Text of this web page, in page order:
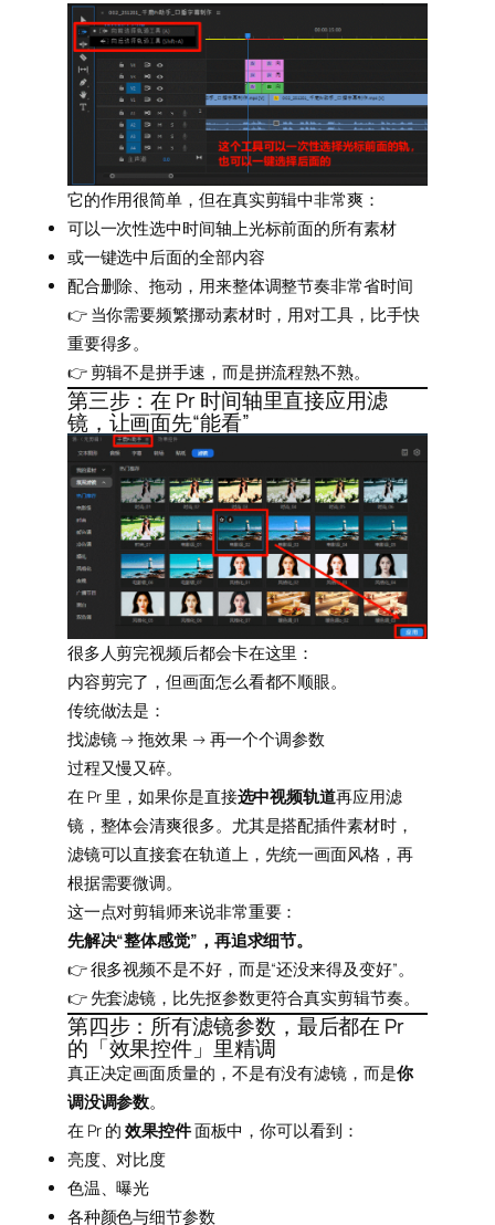
它的作用很简单，但在真实剪辑中非常爽：
可以一次性选中时间轴上光标前面的所有素材
或一键选中后面的全部内容
配合删除、拖动，用来整体调整节奏非常省时间
👉 当你需要频繁挪动素材时，用对工具，比手快
重要得多。
👉 剪辑不是拼手速，而是拼流程熟不熟。
第三步：在 Pr 时间轴里直接应用滤
镜，让画面先“能看”
很多人剪完视频后都会卡在这里：
内容剪完了，但画面怎么看都不顺眼。
传统做法是：
找滤镜 → 拖效果 → 再一个个调参数
过程又慢又碎。
在 Pr 里，如果你是直接选中视频轨道再应用滤
镜，整体会清爽很多。尤其是搭配插件素材时，
滤镜可以直接套在轨道上，先统一画面风格，再
根据需要微调。
这一点对剪辑师来说非常重要：
先解决“整体感觉”，再追求细节。
👉 很多视频不是不好，而是“还没来得及变好”。
👉 先套滤镜，比先抠参数更符合真实剪辑节奏。
第四步：所有滤镜参数，最后都在 Pr
的「效果控件」里精调
真正决定画面质量的，不是有没有滤镜，而是你
调没调参数。
在 Pr 的效果控件面板中，你可以看到：
亮度、对比度
色温、曝光
各种颜色与细节参数